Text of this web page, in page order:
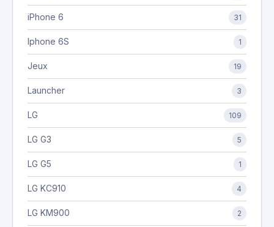
iPhone 6 31
Iphone 6S 1
Jeux 19
Launcher 3
LG 109
LG G3 5
LG G5 1
LG KC910 4
LG KM900 2